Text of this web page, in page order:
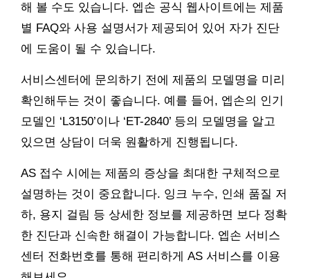
해 볼 수도 있습니다. 엡손 공식 웹사이트에는 제품
별 FAQ와 사용 설명서가 제공되어 있어 자가 진단
에 도움이 될 수 있습니다.
서비스센터에 문의하기 전에 제품의 모델명을 미리
확인해두는 것이 좋습니다. 예를 들어, 엡손의 인기
모델인 ‘L3150’이나 ‘ET-2840’ 등의 모델명을 알고
있으면 상담이 더욱 원활하게 진행됩니다.
AS 접수 시에는 제품의 증상을 최대한 구체적으로
설명하는 것이 중요합니다. 잉크 누수, 인쇄 품질 저
하, 용지 걸림 등 상세한 정보를 제공하면 보다 정확
한 진단과 신속한 해결이 가능합니다. 엡손 서비스
센터 전화번호를 통해 편리하게 AS 서비스를 이용